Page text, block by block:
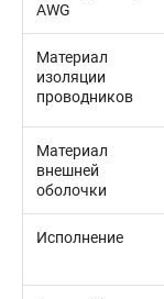
AWG
Материал
изоляции
проводников
Материал
внешней
оболочки
Исполнение